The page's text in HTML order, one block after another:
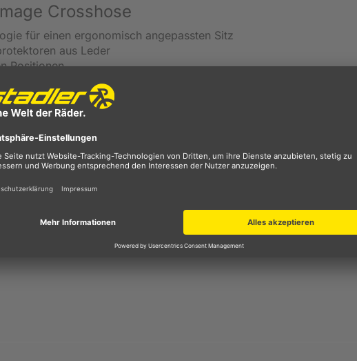
Crosshose
für einen ergonomisch angepassten Sitz
aus Leder
Positionen
Grafiken für langanhaltende Farben
% Polyamid/Nylon, 5 % Rindsleder und 3 % Elastan; Futter: 100%
Crosshose
vom Einsteiger
die
Hüftpads sind sie auch bei Stürzen gut gewappnet. Die
hohe Bewegungsfreiheit, die von dem RAP Schnitt noch
Fahrterlebnis.